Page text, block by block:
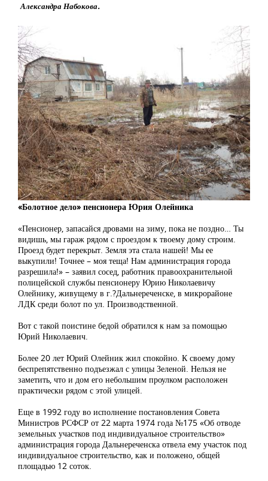
Александра Набокова.
«Болотное дело» пенсионера Юрия Олейника
«Пенсионер, запасайся дровами на зиму, пока не поздно… Ты
видишь, мы гараж рядом с проездом к твоему дому строим.
Проезд будет перекрыт. Земля эта стала нашей! Мы ее
выкупили! Точнее – моя теща! Нам администрация города
разрешила!» – заявил сосед, работник правоохранительной
полицейской службы пенсионеру Юрию Николаевичу
Олейнику, живущему в г.?Дальнереченске, в микрорайоне
ЛДК среди болот по ул. Производственной.
Вот с такой поистине бедой обратился к нам за помощью
Юрий Николаевич.
Более 20 лет Юрий Олейник жил спокойно. К своему дому
беспрепятственно подъезжал с улицы Зеленой. Нельзя не
заметить, что и дом его небольшим проулком расположен
практически рядом с этой улицей.
Еще в 1992 году во исполнение постановления Совета
Министров РСФСР от 22 марта 1974 года №175 «Об отводе
земельных участков под индивидуальное строительство»
администрация города Дальнереченска отвела ему участок под
индивидуальное строительство, как и положено, общей
площадью 12 соток.